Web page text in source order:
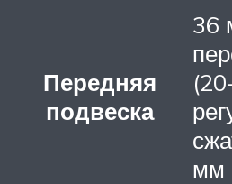
Передняя
подвеска
36
мм